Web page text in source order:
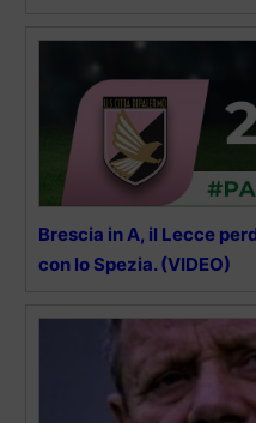
Brescia in A, il Lecce
con lo Spezia. (VIDEO)